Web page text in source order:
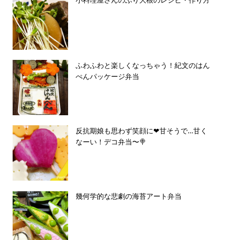
ふわふわと楽しくなっちゃう！紀文のはん
ぺんパッケージ弁当
反抗期娘も思わず笑顔に❤︎甘そうで…甘く
なーい！デコ弁当〜🍭
幾何学的な悲劇の海苔アート弁当